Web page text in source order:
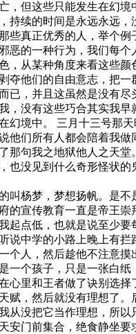
但这些只能发生在幻
续的时间是永远永远，
真正优秀的人，举个
恶的一种行为，我们每
从某种角度来看这些
夺他们的自由意志，把
，并且这虽然是没有
没有这些巧合其实我
幻境中。
三月十三号那
们所有人都会陪着我
那句我之地狱他人之天堂。
没见到什么奇形怪状
杨梦，梦想扬帆。是
的宣传教育一直是帝王
点低，也就是说至少
说中学的小路上晚上有
人，然后趁他不注意
个孩子，只是一张白
里和王者做了诀别选
，然后就没有理想了
没把它当作理想，所
门前集合，绝食静坐